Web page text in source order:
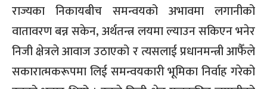
राज्यका निकायबीच समन्वयको अभावमा लगानीको
वातावरण बन्न सकेन, अर्थतन्त्र लयमा ल्याउन सकिएन भनेर
निजी क्षेत्रले आवाज उठाएको र त्यसलाई प्रधानमन्त्री आफैँले
सकारात्मकरूपमा लिई समन्वयकारी भूमिका निर्वाह गरेको